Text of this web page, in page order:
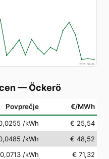
2026-08-08
— Öckerö
Povprečje €/MWh
/kWh
€ 25,54
/kWh
€ 48,52
/kWh
€ 71,32